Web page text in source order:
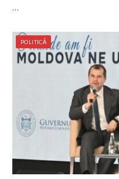
…
POLITICĂ